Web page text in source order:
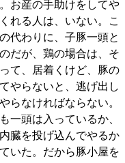
お産の手助けをしてや
れる人は、いない。こ
代わりに、子豚一頭と
だが、鶏の場合は、そ
て、居着くけど、豚の
やらないと、逃げ出し
らなければならない。
一頭は入っているか、
臓を投げ込んでやるか
いた。だから豚小屋を